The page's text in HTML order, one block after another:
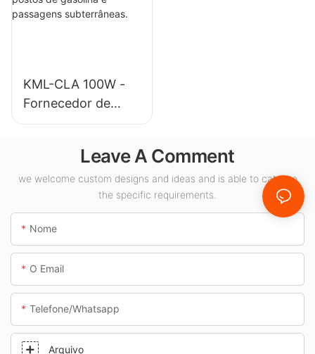
armazéns e outras
KML-CLA 100W -
Fornecedor de
luminárias LED para
como postos de
gasolina e
subterrâneas.
Leave A Comment
we welcome custom designs and ideas and is able to cater to
the specific requirements.
Nome
O Email
Telefone/whatsapp
Arquivo